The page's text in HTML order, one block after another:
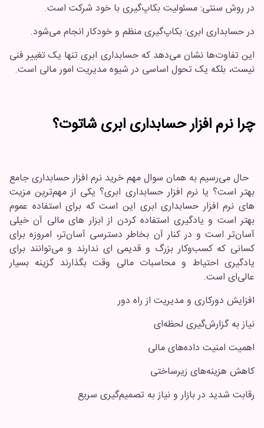
در روش سنتی: مسئولیت بکاپ‌گیری با خود شرکت است.
در حسابداری ابری: بکاپ‌گیری منظم و خودکار انجام می‌شود.
این تفاوت‌ها نشان می‌دهد که حسابداری ابری تنها یک تغییر فنی
نیست، بلکه یک تحول اساسی در شیوه مدیریت امور مالی است.
چرا نرم افزار حسابداری ابری شاتوت؟
حال می‌رسیم به همان سوال مهم خرید نرم افزار حسابداری جامع
بهتر است؟ یا نرم افزار حسابداری ابری؟ یکی از مهم‌ترین مزیت
های نرم افزار حسابداری ابری این است که برای استفاده عموم
بهتر است و یادگیری استفاده کردن از ابزار های مالی آن خیلی
آسان‌تر است و در کنار آن بخاطر دسترسی آسان‌تر، امروزه برای
کسانی که کسب‌و‌کار بزرگ و قدیمی ای ندارند و می‌توانند برای
یادگیری احتیاط و محاسبات مالی وقت بگذارند گزینه بسیار
عالی‌ای است.
افزایش دورکاری و مدیریت از راه دور
نیاز به گزارش‌گیری لحظه‌ای
اهمیت امنیت داده‌های مالی
کاهش هزینه‌های زیرساختی
رقابت شدید در بازار و نیاز به تصمیم‌گیری سریع